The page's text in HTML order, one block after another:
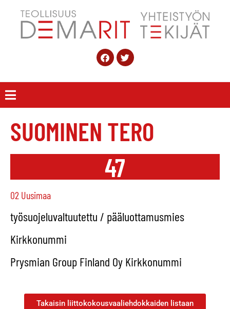
SUOMINEN TERO
47
02 Uusimaa
työsuojeluvaltuutettu / pääluottamusmies
Kirkkonummi
Prysmian Group Finland Oy Kirkkonummi
Takaisin liittokokousvaaliehdokkaiden listaan